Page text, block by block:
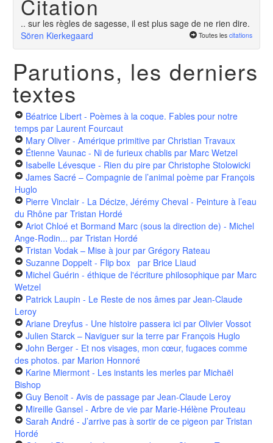
Citation
.. sur les règles de sagesse, il est plus sage de ne rien dire.
Sören Kierkegaard
Toutes les citations
Parutions, les derniers
textes
Béatrice Libert - Poèmes à la coque. Fables pour notre
temps par Laurent Fourcaut
Mary Oliver - Amérique primitive par Christian Travaux
Étienne Vaunac - Ni de furieux chablis par Marc Wetzel
Isabelle Lévesque - Rien du pire par Christophe Stolowicki
James Sacré – Compagnie de l’animal poème par François
Huglo
Pierre Vinclair - La Décize, Jérémy Cheval - Peinture à l’eau
du Rhône par Tristan Hordé
Ariot Chloé et Bormand Marc (sous la direction de) - Michel
Ange-Rodin... par Tristan Hordé
Tristan Vodak – Mise à jour par Grégory Rateau
Suzanne Doppelt - Flip box par Brice Liaud
Michel Guérin - éthique de l'écriture philosophique par Marc
Wetzel
Patrick Laupin - Le Reste de nos âmes par Jean-Claude
Leroy
Ariane Dreyfus - Une histoire passera ici par Olivier Vossot
Julien Starck – Naviguer sur la terre par François Huglo
John Berger - Et nos visages, mon cœur, fugaces comme
des photos. par Marion Honnoré
Karine Miermont - Les instants les merles par Michaël
Bishop
Guy Benoit - Avis de passage par Jean-Claude Leroy
Mireille Gansel - Arbre de vie par Marie-Hélène Prouteau
Sarah André - J’arrive pas à sortir de ce pigeon par Tristan
Hordé